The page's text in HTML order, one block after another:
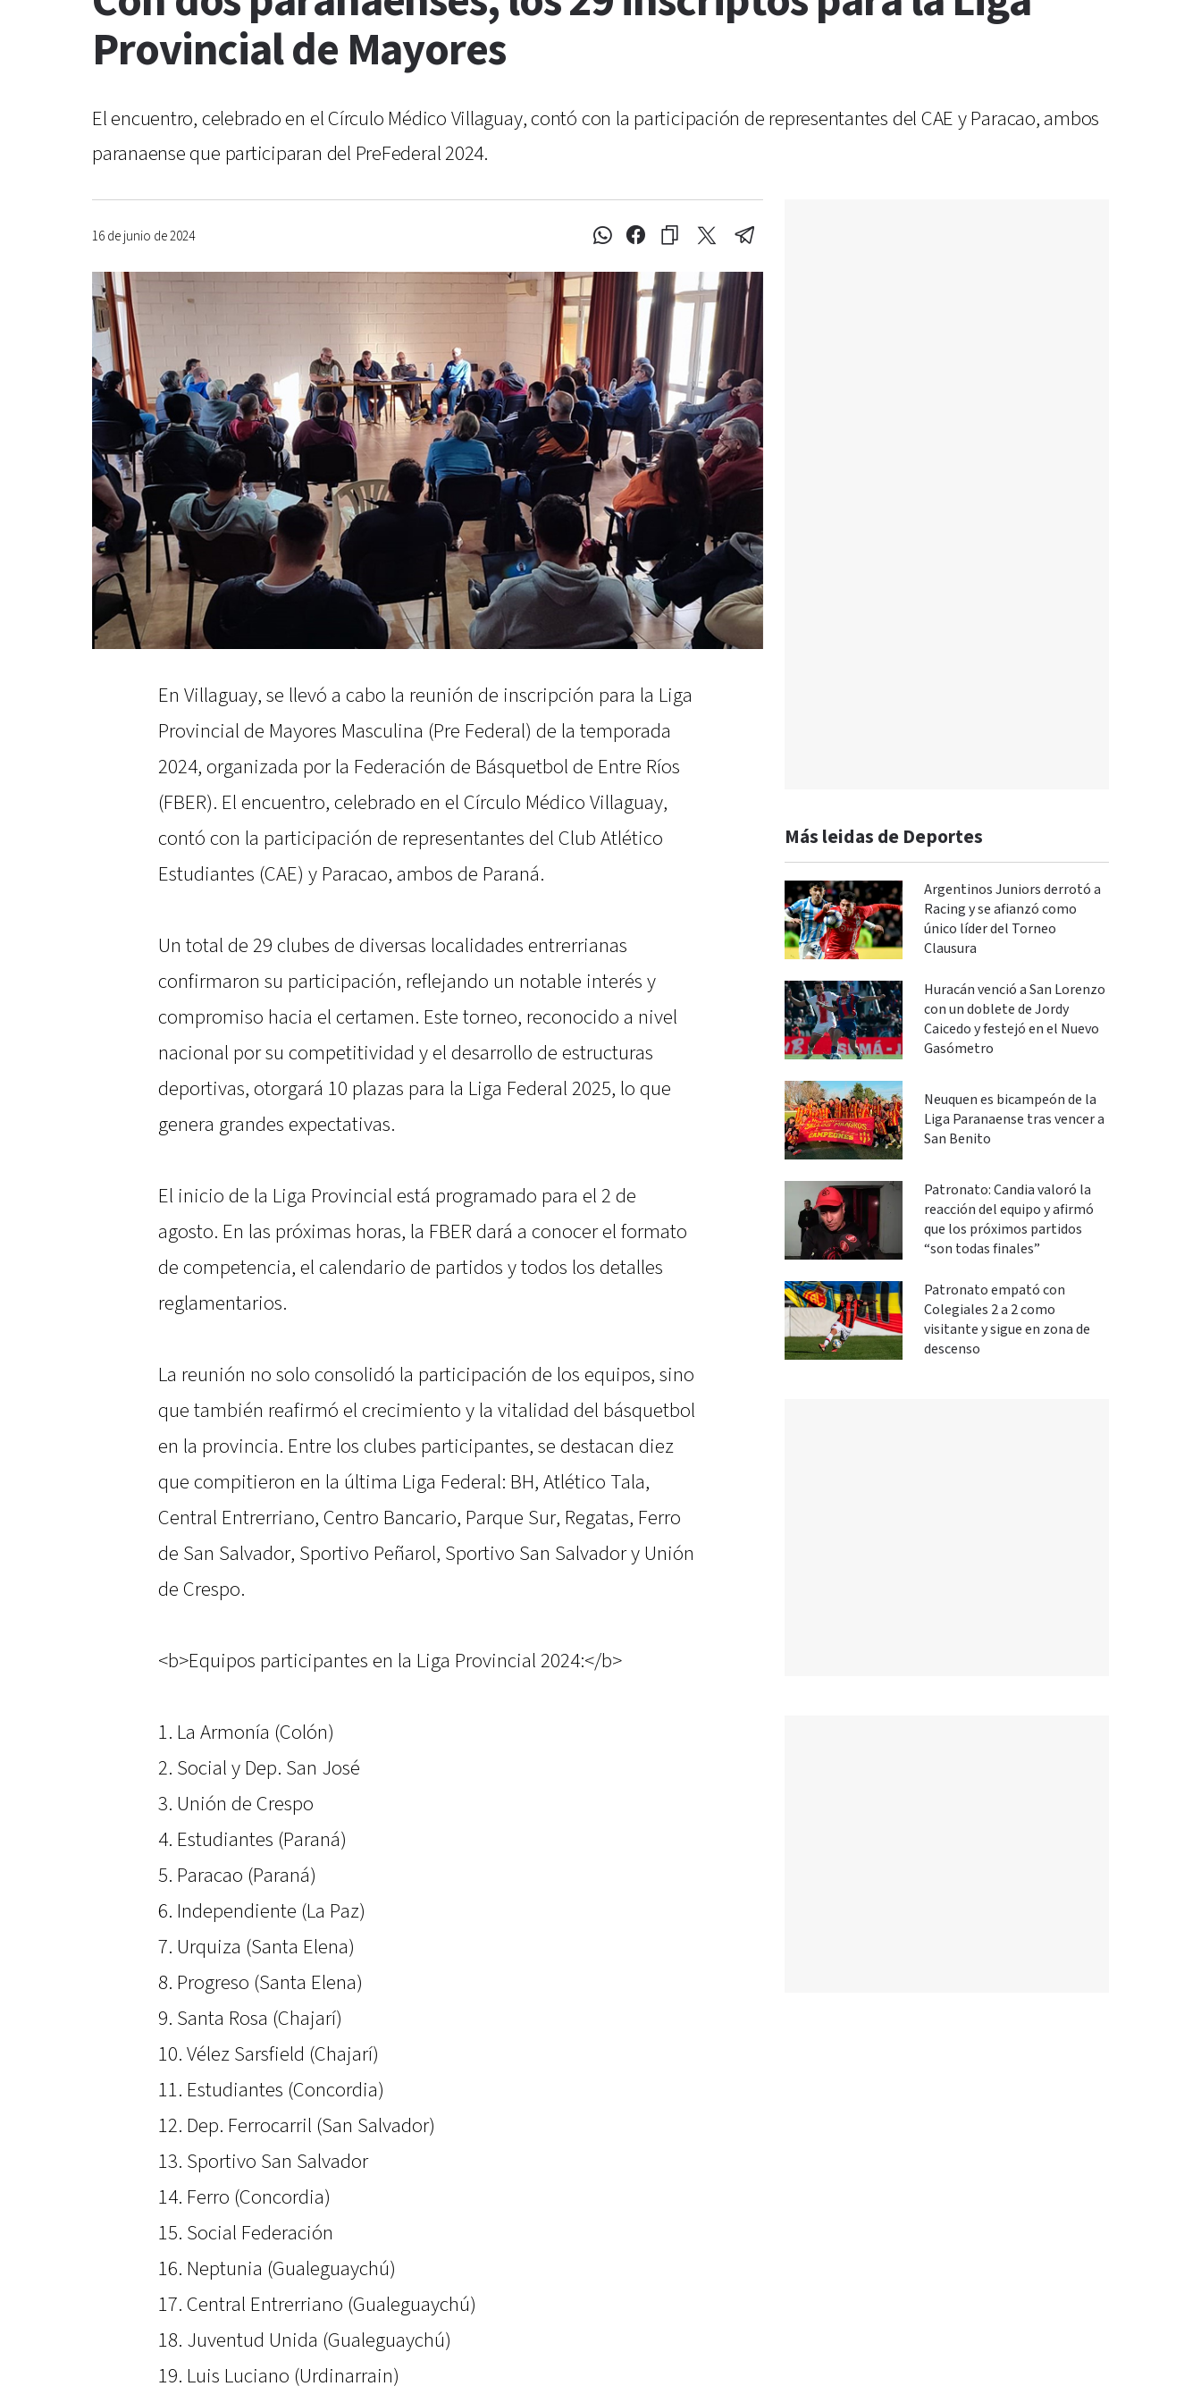
Provincial de Mayores
El encuentro, celebrado en el Círculo Médico Villaguay, contó con la participación de representantes del CAE y Paracao, ambos
paranaense que participaran del PreFederal 2024.
16 de junio de 2024
En Villaguay, se llevó a cabo la reunión de inscripción para la Liga
Provincial de Mayores Masculina (Pre Federal) de la temporada
2024, organizada por la Federación de Básquetbol de Entre Ríos
(FBER). El encuentro, celebrado en el Círculo Médico Villaguay,
contó con la participación de representantes del Club Atlético
Estudiantes (CAE) y Paracao, ambos de Paraná.
Un total de 29 clubes de diversas localidades entrerrianas
confirmaron su participación, reflejando un notable interés y
compromiso hacia el certamen. Este torneo, reconocido a nivel
nacional por su competitividad y el desarrollo de estructuras
deportivas, otorgará 10 plazas para la Liga Federal 2025, lo que
genera grandes expectativas.
El inicio de la Liga Provincial está programado para el 2 de
agosto. En las próximas horas, la FBER dará a conocer el formato
de competencia, el calendario de partidos y todos los detalles
reglamentarios.
La reunión no solo consolidó la participación de los equipos, sino
que también reafirmó el crecimiento y la vitalidad del básquetbol
en la provincia. Entre los clubes participantes, se destacan diez
que compitieron en la última Liga Federal: BH, Atlético Tala,
Central Entrerriano, Centro Bancario, Parque Sur, Regatas, Ferro
de San Salvador, Sportivo Peñarol, Sportivo San Salvador y Unión
de Crespo.
<b>Equipos participantes en la Liga Provincial 2024:</b>
1. La Armonía (Colón)
2. Social y Dep. San José
3. Unión de Crespo
4. Estudiantes (Paraná)
5. Paracao (Paraná)
6. Independiente (La Paz)
7. Urquiza (Santa Elena)
8. Progreso (Santa Elena)
9. Santa Rosa (Chajarí)
10. Vélez Sarsfield (Chajarí)
11. Estudiantes (Concordia)
12. Dep. Ferrocarril (San Salvador)
13. Sportivo San Salvador
14. Ferro (Concordia)
15. Social Federación
16. Neptunia (Gualeguaychú)
17. Central Entrerriano (Gualeguaychú)
18. Juventud Unida (Gualeguaychú)
19. Luis Luciano (Urdinarrain)
Más leidas de Deportes
Argentinos Juniors derrotó a
Racing y se afianzó como
único líder del Torneo
Clausura
Huracán venció a San Lorenzo
con un doblete de Jordy
Caicedo y festejó en el Nuevo
Gasómetro
Neuquen es bicampeón de la
Liga Paranaense tras vencer a
San Benito
Patronato: Candia valoró la
reacción del equipo y afirmó
que los próximos partidos
“son todas finales”
Patronato empató con
Colegiales 2 a 2 como
visitante y sigue en zona de
descenso